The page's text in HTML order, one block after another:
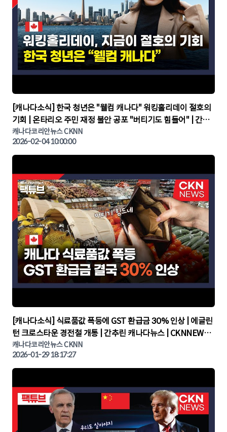
▶
[캐나다소식] 한국 청년은 "웰컴 캐나다" 워킹홀리데이 절호의
기회 | 온타리오 주민 재정 불안 공포 "버티기도 힘들어" | 간추
린 캐나다뉴스 | CKNNEWS, 캐나다코리안뉴스
캐나다코리안뉴스 CKNN
2026-02-04 10:00:00
▶
[캐나다소식] 식료품값 폭등에 GST 환급금 30% 인상 | 에글린
턴 크로스타운 경전철 개통 | 간추린 캐나다뉴스 | CKNNEWS,
캐나다코리안뉴스
캐나다코리안뉴스 CKNN
2026-01-29 18:17:27